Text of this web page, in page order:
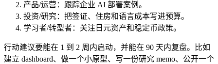
产品/运营：跟踪企业 AI 部署案例。
投资/研究：把签证、住房和语言成本写进预算。
学习者/转型者：关注日元资产和稳定币政策。
行动建议要能在 1 到 2 周内启动，并能在 90 天内复盘。比如
建立 dashboard、做一个小原型、写一份研究 memo、公开一个